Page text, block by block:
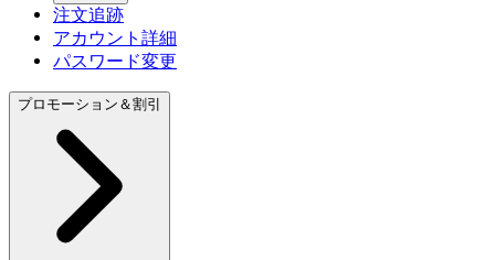
注文追跡
アカウント詳細
パスワード変更
プロモーション＆割引